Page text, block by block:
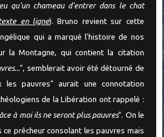
qu'un chameau d'entrer dans le chat
en ligne). Bruno revient sur cette
qui a marqué l'histoire de nos
la Montagne, qui contient la citation
", semblerait avoir été détourné de
les pauvres" aurait une connotation
de la Libération ont rappelé :
à moi ils ne seront plus pauvres". On le
prêcheur consolant les pauvres mais